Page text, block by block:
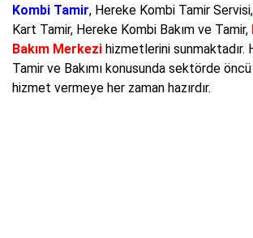
Kombi Tamir, Hereke Kombi Tamir
Kart Tamir, Hereke Kombi Bakım ve Tamir,
Bakım Merkezi hizmetlerini sunmaktadır.
Tamir ve Bakımı konusunda sektörde
hizmet vermeye her zaman hazırdır.